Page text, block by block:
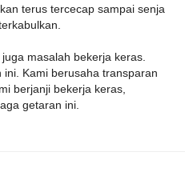
terus tercecap sampai senja
masalah bekerja keras.
ini. Kami berusaha transparan
berjanji bekerja keras,
getaran ini.